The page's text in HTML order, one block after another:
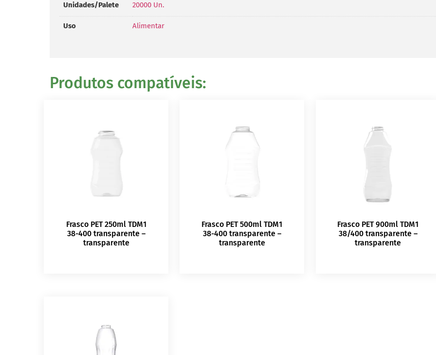
Unidades/Palete 20000 Un.
Uso Alimentar
Produtos compatíveis:
Frasco PET 250ml TDM1
38-400 transparente –
transparente
Frasco PET 500ml TDM1
38-400 transparente –
transparente
Frasco PET 900ml TDM1
38/400 transparente –
transparente